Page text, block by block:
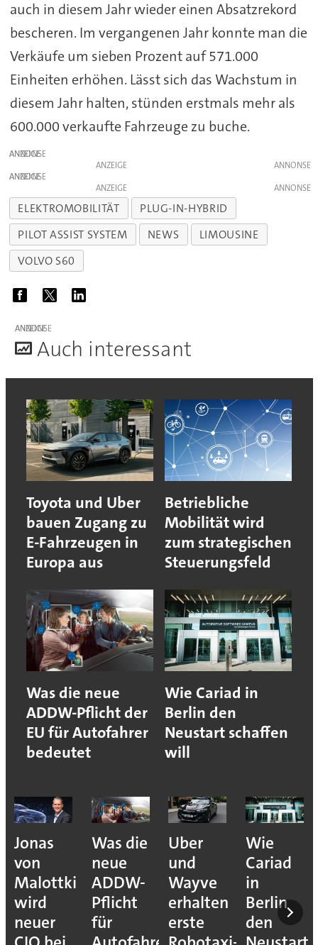
auch in diesem Jahr wieder einen Absatzrekord
bescheren. Im vergangenen Jahr konnte man die
Verkäufe um sieben Prozent auf 571.000
Einheiten erhöhen. Lässt sich das Wachstum in
diesem Jahr halten, stünden erstmals mehr als
600.000 verkaufte Fahrzeuge zu buche.
ANZEIGE
ANZEIGE
ANZEIGE
ANZEIGE
ELEKTROMOBILITÄT
PLUG-IN-HYBRID
PILOT ASSIST SYSTEM
NEWS
LIMOUSINE
VOLVO S60
ANZEIGE
Auch interessant
Toyota und Uber
bauen Zugang zu
E-Fahrzeugen in
Europa aus
Betriebliche
Mobilität wird
zum strategischen
Steuerungsfeld
Was die neue
ADDW-Pflicht der
EU für Autofahrer
bedeutet
Wie Cariad in
Berlin den
Neustart schaffen
will
Jonas
von
Malottki
wird
neuer
Was die
neue
ADDW-
Pflicht
für
Uber
und
Wayve
erhalten
erste
Wie
Cariad
in
Berlin
den